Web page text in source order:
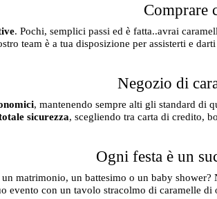
Comprare
. Pochi, semplici passi ed è fatta..avrai
team è a tua disposizione per assisterti e
Negozio di
, mantenendo sempre alti gli standard di
sicurezza, scegliendo tra carta di credito,
Ogni festa è un
matrimonio, un battesimo o un baby
evento con un tavolo stracolmo di caramelle